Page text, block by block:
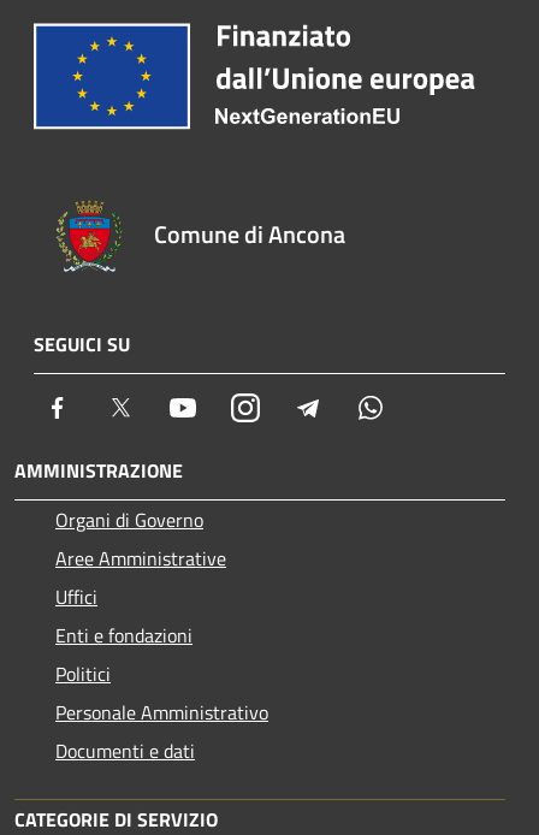
Comune di Ancona
SEGUICI SU
Facebook Twitter YoutubeInstagram Telegram
AMMINISTRAZIONE
Organi di Governo
Aree Amministrative
Uffici
Enti e fondazioni
Politici
Personale Amministrativo
Documenti e dati
CATEGORIE DI SERVIZIO